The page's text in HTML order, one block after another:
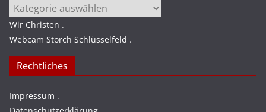
Kategorien
Wir Christen .
Webcam Storch Schlüsselfeld .
Rechtliches
Impressum .